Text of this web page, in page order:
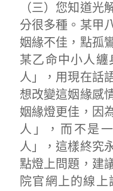
（三）您知道光
分很多種。某甲
姻緣不佳，點孤
某乙命中小人
人」，用現在話
想改變這姻緣感
姻緣燈更佳，因
人」，而不是
人」，這樣終究
點燈上問題，建
院官網上的線